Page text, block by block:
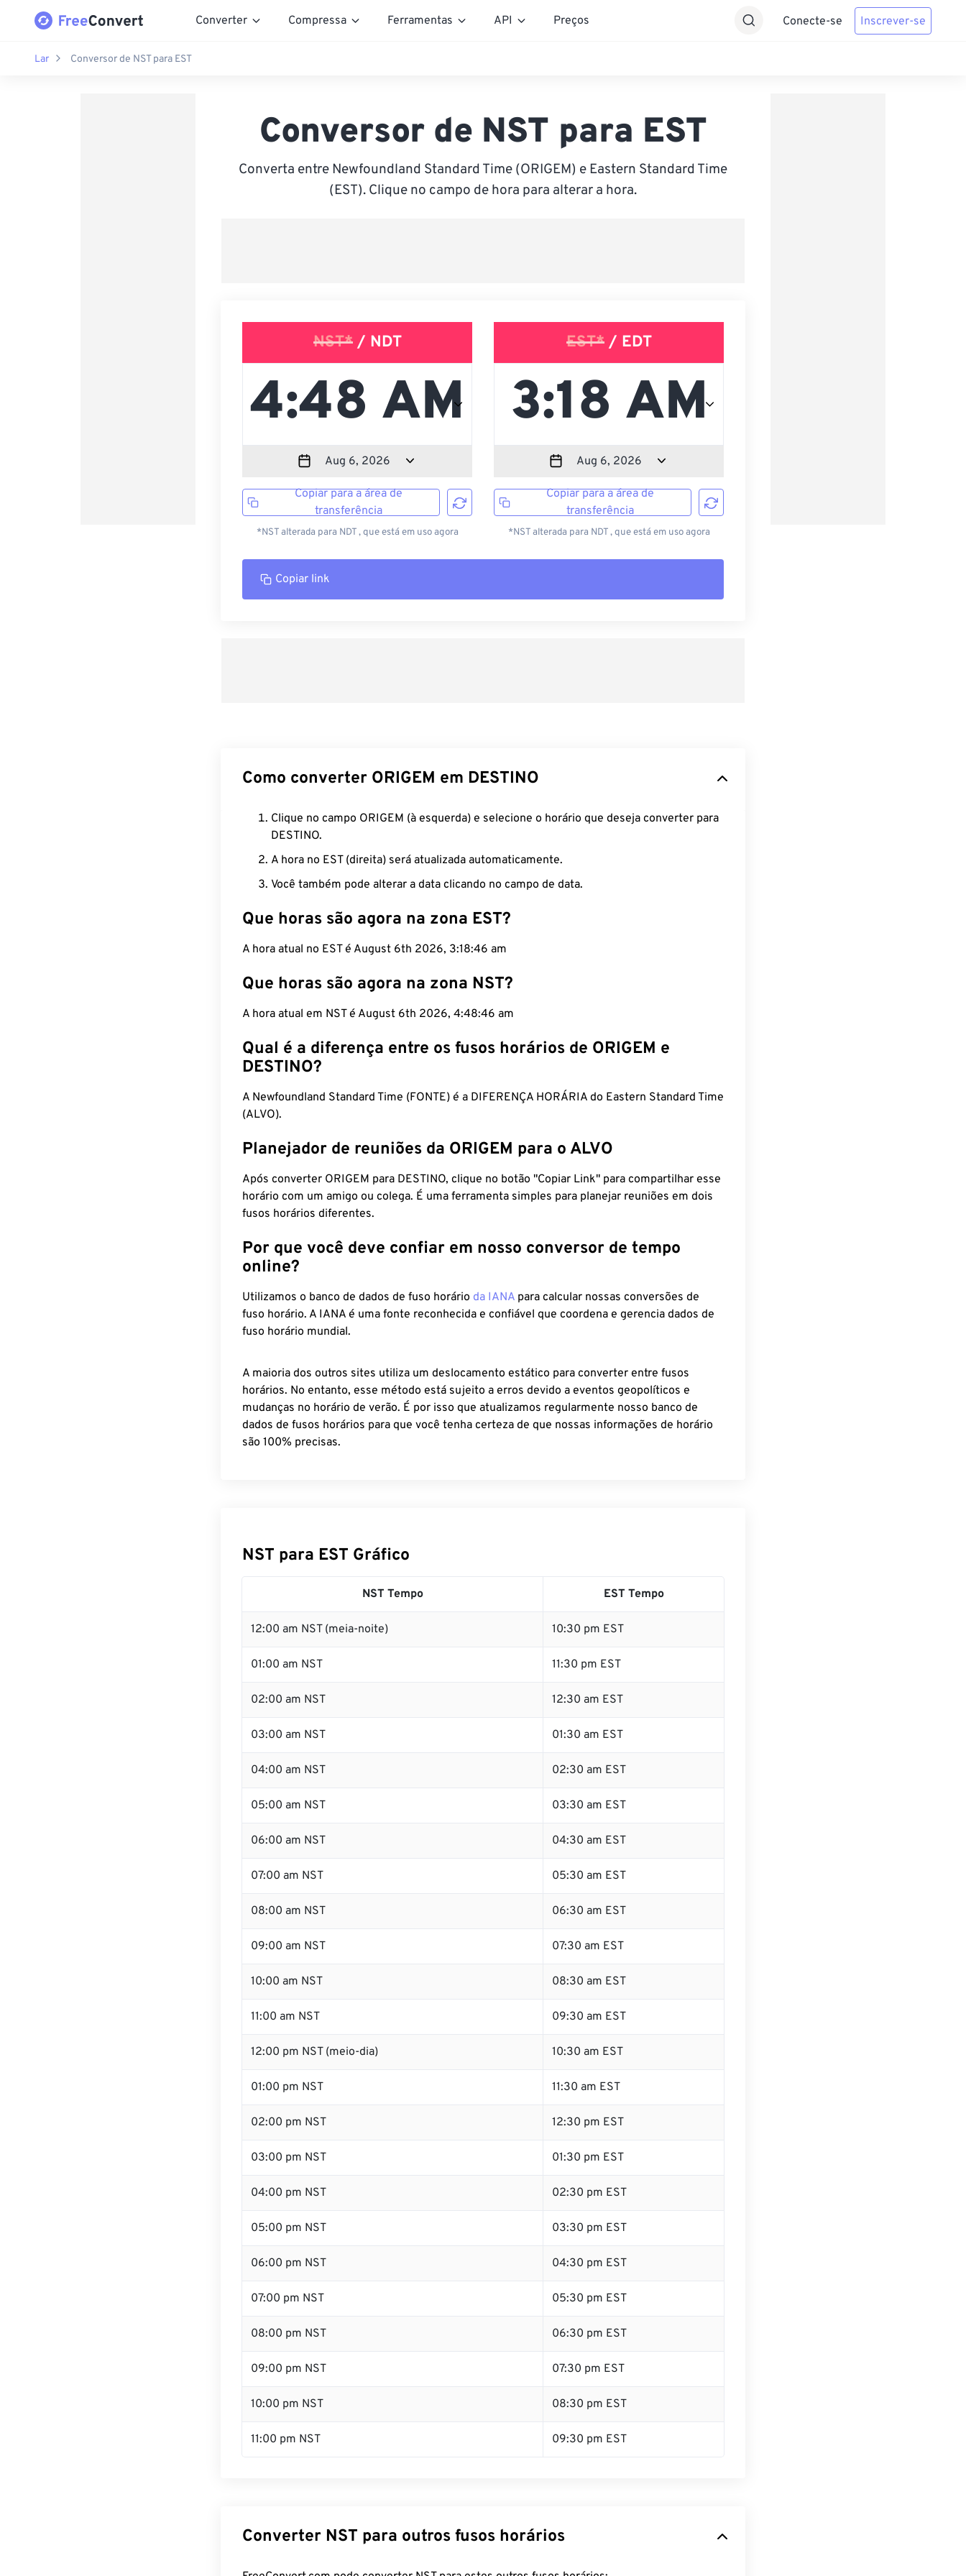
Converter Compressa Ferramentas API Preços Conecte-se Inscrever-se
Lar Conversor de NST para EST
Conversor de NST para EST
Converta entre Newfoundland Standard Time (ORIGEM) e Eastern Standard Time
(EST). Clique no campo de hora para alterar a hora.
NST*/ NDT
Copiar para a área de
transferência
*NST alterada para NDT , que está em uso agora
EST*/ EDT
Copiar para a área de
transferência
*NST alterada para NDT , que está em uso agora
Copiar link
Como converter ORIGEM em DESTINO
Clique no campo ORIGEM (à esquerda) e selecione o horário que deseja converter para
DESTINO.
A hora no EST (direita) será atualizada automaticamente.
Você também pode alterar a data clicando no campo de data.
Que horas são agora na zona EST?
A hora atual no EST é August 6th 2026, 3:18:47 am
Que horas são agora na zona NST?
A hora atual em NST é August 6th 2026, 4:48:47 am
Qual é a diferença entre os fusos horários de ORIGEM e
DESTINO?
A Newfoundland Standard Time (FONTE) é a DIFERENÇA HORÁRIA do Eastern Standard Time
(ALVO).
Planejador de reuniões da ORIGEM para o ALVO
Após converter ORIGEM para DESTINO, clique no botão "Copiar Link" para compartilhar esse
horário com um amigo ou colega. É uma ferramenta simples para planejar reuniões em dois
fusos horários diferentes.
Por que você deve confiar em nosso conversor de tempo
online?
Utilizamos o banco de dados de fuso horário da IANA para calcular nossas conversões de
fuso horário. A IANA é uma fonte reconhecida e confiável que coordena e gerencia dados de
fuso horário mundial.
A maioria dos outros sites utiliza um deslocamento estático para converter entre fusos
horários. No entanto, esse método está sujeito a erros devido a eventos geopolíticos e
mudanças no horário de verão. É por isso que atualizamos regularmente nosso banco de
dados de fusos horários para que você tenha certeza de que nossas informações de horário
são 100% precisas.
NST para EST Gráfico
NST Tempo EST Tempo
12:00 am NST (meia-noite) 10:30 pm EST
01:00 am NST 11:30 pm EST
02:00 am NST 12:30 am EST
03:00 am NST 01:30 am EST
04:00 am NST 02:30 am EST
05:00 am NST 03:30 am EST
06:00 am NST 04:30 am EST
07:00 am NST 05:30 am EST
08:00 am NST 06:30 am EST
09:00 am NST 07:30 am EST
10:00 am NST 08:30 am EST
11:00 am NST 09:30 am EST
12:00 pm NST (meio-dia) 10:30 am EST
01:00 pm NST 11:30 am EST
02:00 pm NST 12:30 pm EST
03:00 pm NST 01:30 pm EST
04:00 pm NST 02:30 pm EST
05:00 pm NST 03:30 pm EST
06:00 pm NST 04:30 pm EST
07:00 pm NST 05:30 pm EST
08:00 pm NST 06:30 pm EST
09:00 pm NST 07:30 pm EST
10:00 pm NST 08:30 pm EST
11:00 pm NST 09:30 pm EST
Converter NST para outros fusos horários